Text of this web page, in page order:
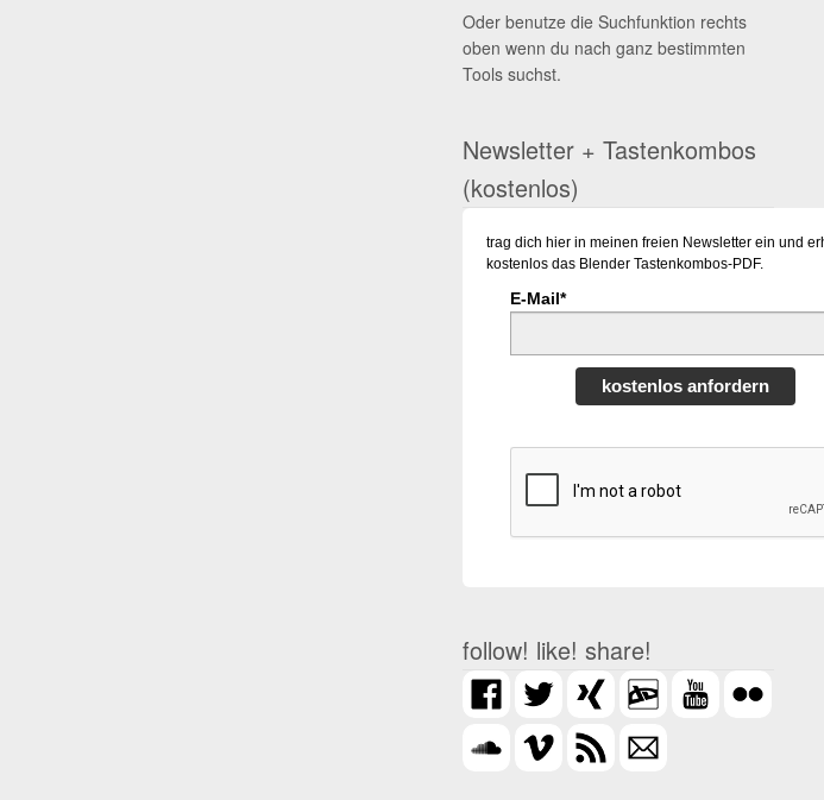
Oder benutze die Suchfunktion rechts
oben wenn du nach ganz bestimmten
Tools suchst.
Newsletter + Tastenkombos
(kostenlos)
trag dich hier in meinen freien Newsletter ein und
kostenlos das Blender Tastenkombos-PDF.
E-Mail*
kostenlos anfordern
follow! like! share!